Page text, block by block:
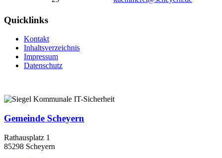
Quicklinks
Kontakt
Inhaltsverzeichnis
Impressum
Datenschutz
Gemeinde Scheyern
Rathausplatz 1
85298 Scheyern